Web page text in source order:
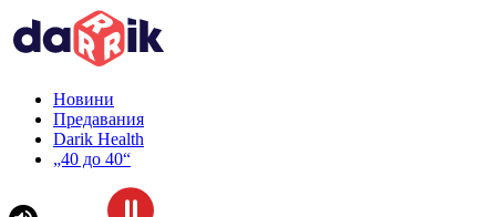
Новини
Предавания
Darik Health
„40 до 40“